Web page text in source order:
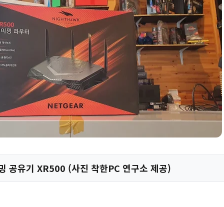
공유기 XR500 (사진 착한PC 연구소 제공)